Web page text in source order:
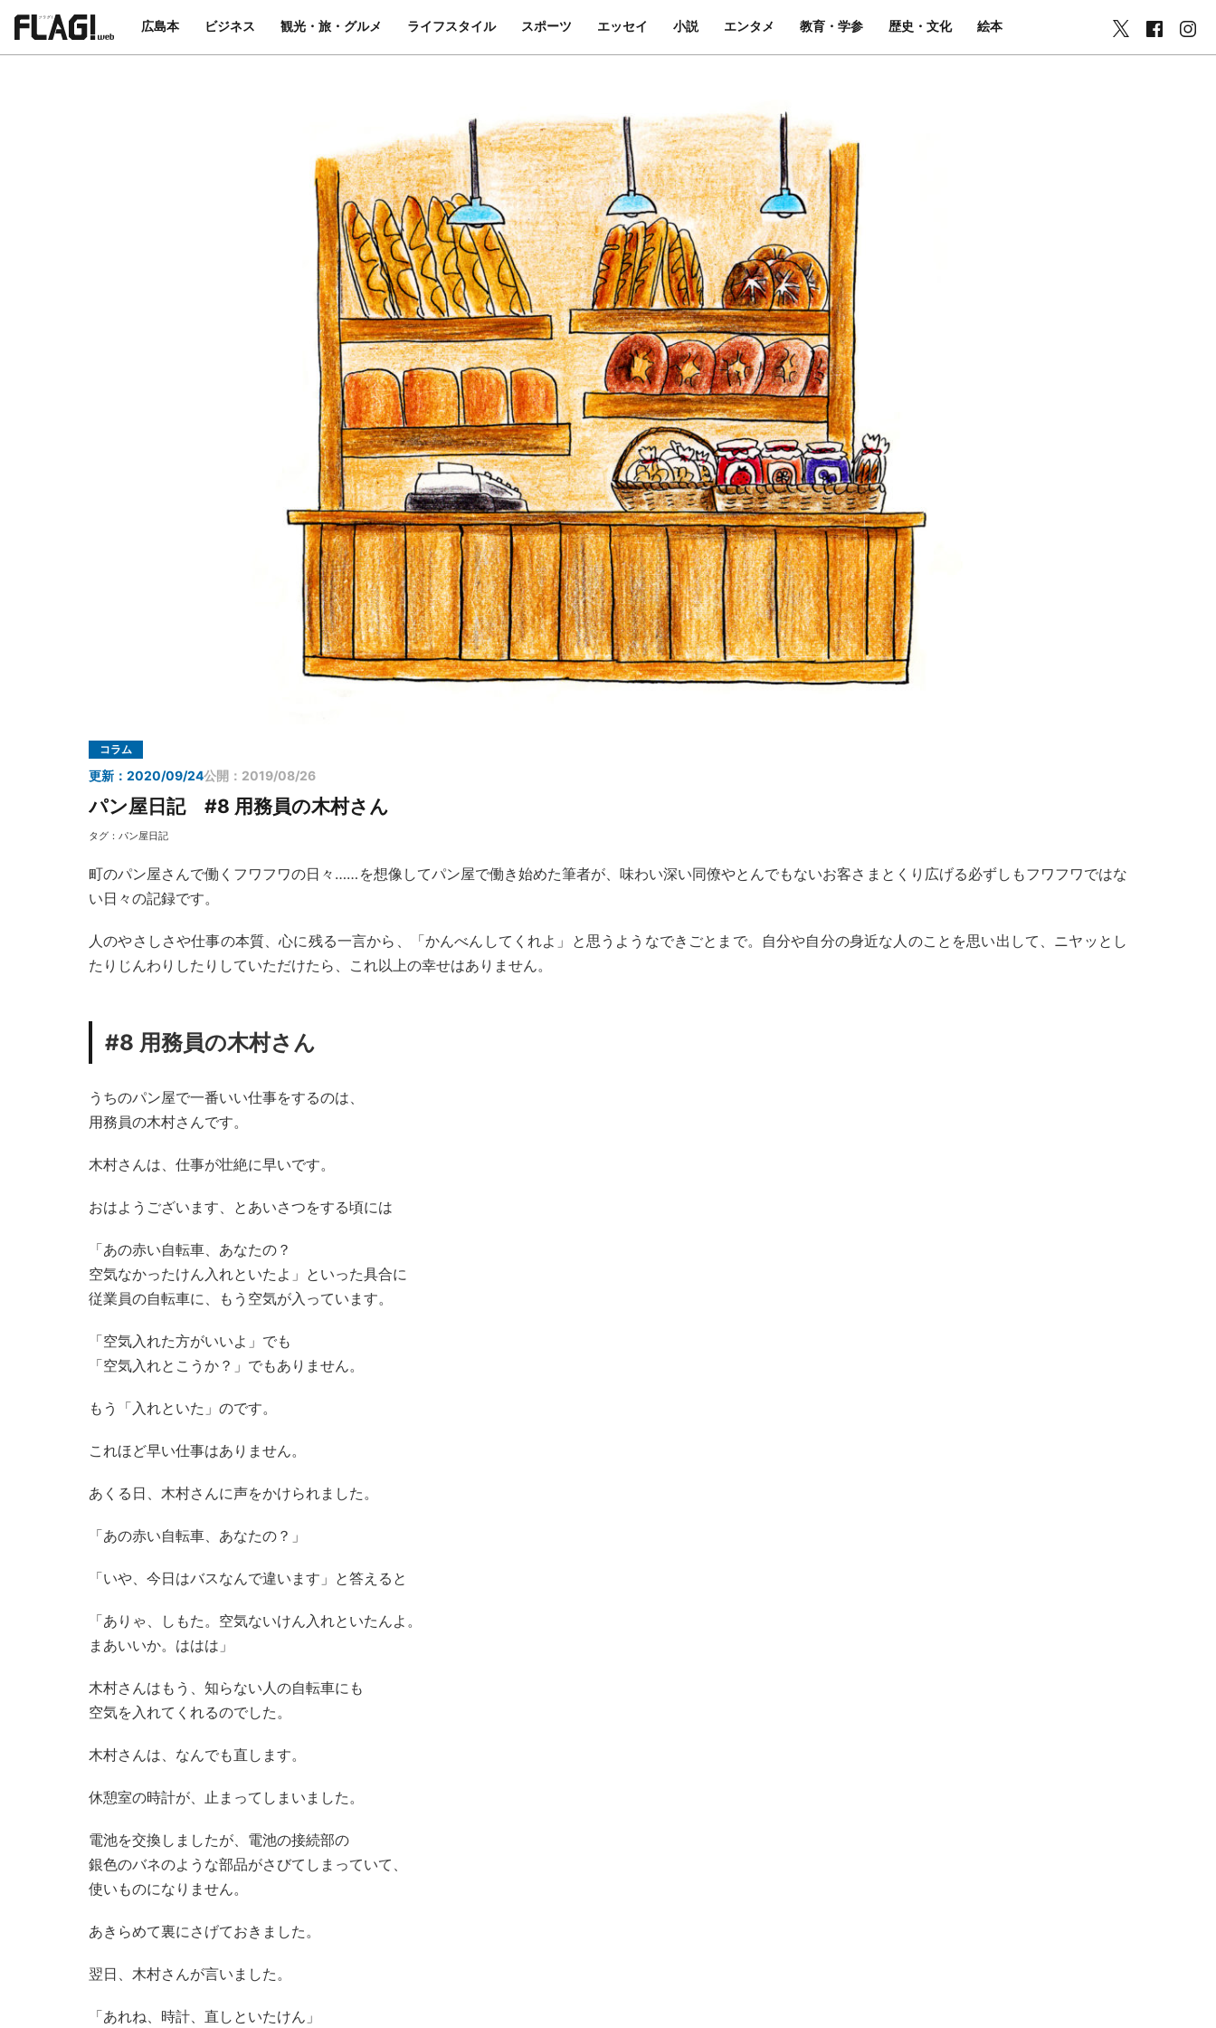
広島本 ビジネス 観光・旅・グルメ ライフスタイル スポーツ エッセイ 小説 エンタメ 教育・学参 歴史・文化 絵本
コラム
更新：2020/09/24公開：2019/08/26
パン屋日記 #8 用務員の木村さん
タグ： パン屋日記
町のパン屋さんで働くフワフワの日々……を想像してパン屋で働き始めた筆者が、味わい深い同僚やとんでもないお客さまとくり広げる必ずしもフワフワではな
い日々の記録です。
人のやさしさや仕事の本質、心に残る一言から、「かんべんしてくれよ」と思うようなできごとまで。自分や自分の身近な人のことを思い出して、ニヤッとし
たりじんわりしたりしていただけたら、これ以上の幸せはありません。
#8 用務員の木村さん
うちのパン屋で一番いい仕事をするのは、
用務員の木村さんです。
木村さんは、仕事が壮絶に早いです。
おはようございます、とあいさつをする頃には
「あの赤い自転車、あなたの？
空気なかったけん入れといたよ」といった具合に
従業員の自転車に、もう空気が入っています。
「空気入れた方がいいよ」でも
「空気入れとこうか？」でもありません。
もう「入れといた」のです。
これほど早い仕事はありません。
あくる日、木村さんに声をかけられました。
「あの赤い自転車、あなたの？」
「いや、今日はバスなんで違います」と答えると
「ありゃ、しもた。空気ないけん入れといたんよ。
まあいいか。ははは」
木村さんはもう、知らない人の自転車にも
空気を入れてくれるのでした。
木村さんは、なんでも直します。
休憩室の時計が、止まってしまいました。
電池を交換しましたが、電池の接続部の
銀色のバネのような部品がさびてしまっていて、
使いものになりません。
あきらめて裏にさげておきました。
翌日、木村さんが言いました。
「あれね、時計、直しといたけん」